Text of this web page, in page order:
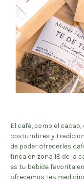
El café, como el
costumbres y
de poder ofrecerles
finca en zona 18 de la
es tu bebida favorita
ofrecemos tes